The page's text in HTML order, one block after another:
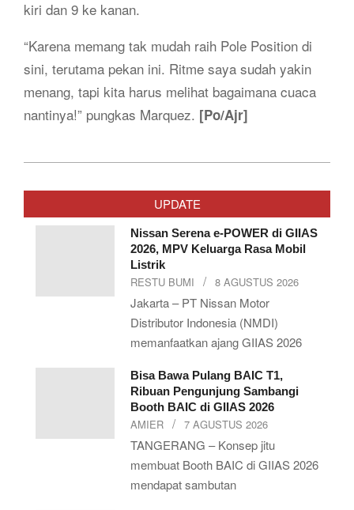
kiri dan 9 ke kanan.
“Karena memang tak mudah raih Pole Position di
sini, terutama pekan ini. Ritme saya sudah yakin
menang, tapi kita harus melihat bagaimana cuaca
nantinya!” pungkas Marquez. [Po/Ajr]
03-
UPDATE
Nissan Serena e-POWER di GIIAS
2026, MPV Keluarga Rasa Mobil
Listrik
RESTU BUMI 8 AGUSTUS 2026
Jakarta – PT Nissan Motor
Distributor Indonesia (NMDI)
memanfaatkan ajang GIIAS 2026
Bisa Bawa Pulang BAIC T1,
Ribuan Pengunjung Sambangi
Booth BAIC di GIIAS 2026
AMIER 7 AGUSTUS 2026
TANGERANG – Konsep jitu
membuat Booth BAIC di GIIAS 2026
mendapat sambutan